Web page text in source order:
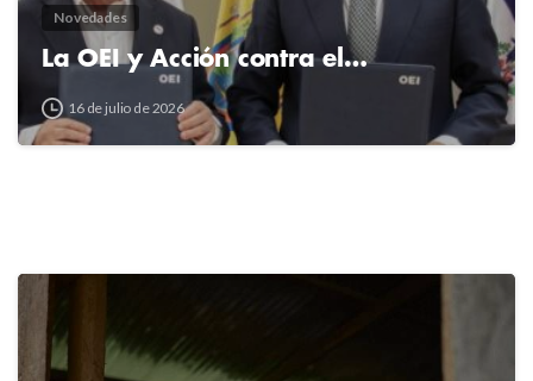
Novedades
La OEI y Acción contra el…
16 de julio de 2026